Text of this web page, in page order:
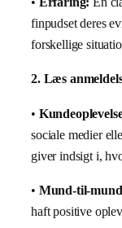
finpudset deres
forskellige
2. Læs
•
sociale medier
giver indsigt i,
• Mund-til-
haft positive